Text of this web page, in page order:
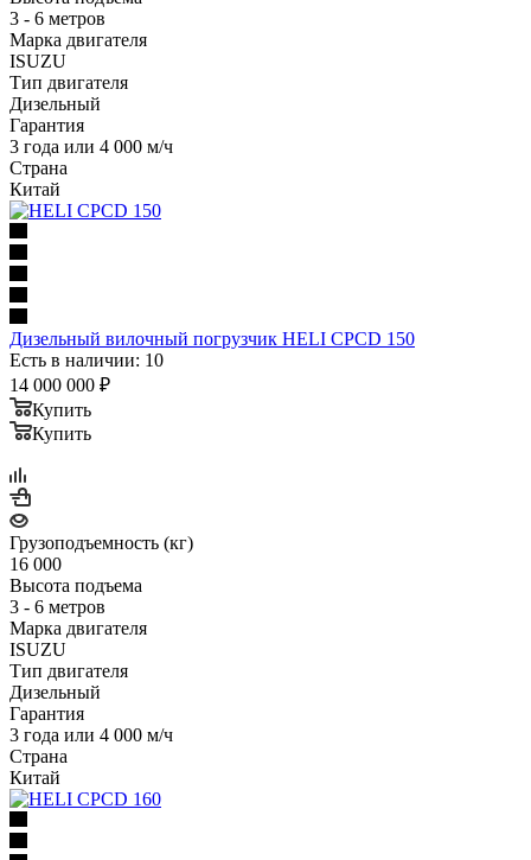
3 - 6 метров
Марка двигателя
ISUZU
Тип двигателя
Дизельный
Гарантия
3 года или 4 000 м/ч
Страна
Китай
Дизельный вилочный погрузчик HELI CPCD 150
Есть в наличии: 10
14 000 000 ₽
Купить
Купить
Грузоподъемность (кг)
16 000
Высота подъема
3 - 6 метров
Марка двигателя
ISUZU
Тип двигателя
Дизельный
Гарантия
3 года или 4 000 м/ч
Страна
Китай